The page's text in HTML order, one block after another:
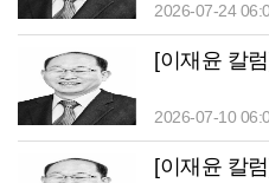
2026-07-24
[이재윤 칼
2026-07-10
[이재윤 칼